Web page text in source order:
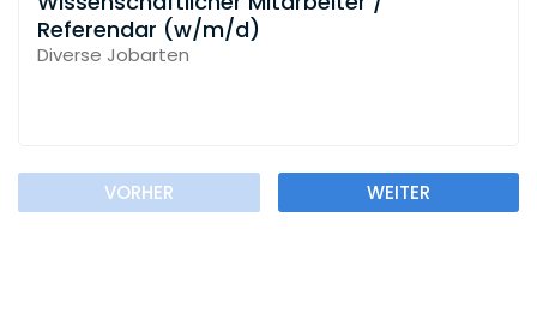
Referendar (w/m/d)
Diverse Jobarten
VORHER WEITER